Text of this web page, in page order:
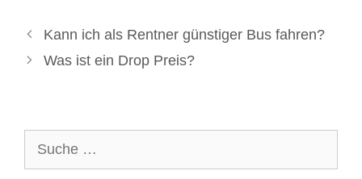
Kann ich als Rentner günstiger Bus fahren?
Was ist ein Drop Preis?
nach: